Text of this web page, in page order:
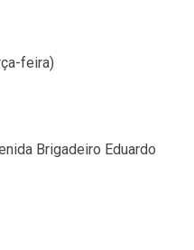
feira)
Brigadeiro Eduardo